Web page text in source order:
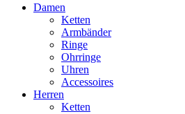
Damen
Ketten
Armbänder
Ringe
Ohrringe
Uhren
Accessoires
Herren
Ketten